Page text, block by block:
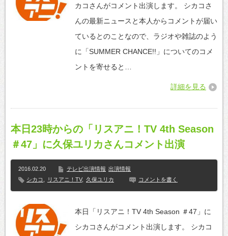
カコさんがコメント出演します。 シカコさ
んの最新ニュースと本人からコメントが届い
ているとのことなので、ラジオや雑誌のよう
に「SUMMER CHANCE!!」についてのコメ
ントを寄せると…
詳細を見る
本日23時からの「リスアニ！TV 4th Season
＃47」に久保ユリカさんコメント出演
2016.02.20 テレビ出演情報 出演情報
シカコ
リスアニ！TV, 久保ユリカ コメントを書く
本日「リスアニ！TV 4th Season ＃47」に
シカコさんがコメント出演します。 シカコ